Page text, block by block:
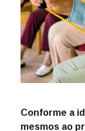
Conforme a
mesmos ao